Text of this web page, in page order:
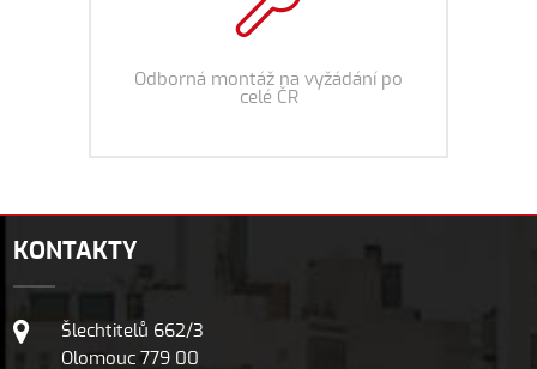
Odborná montáž na vyžádání po
celé ČR
KONTAKTY
Šlechtitelů 662/3
Olomouc 779 00